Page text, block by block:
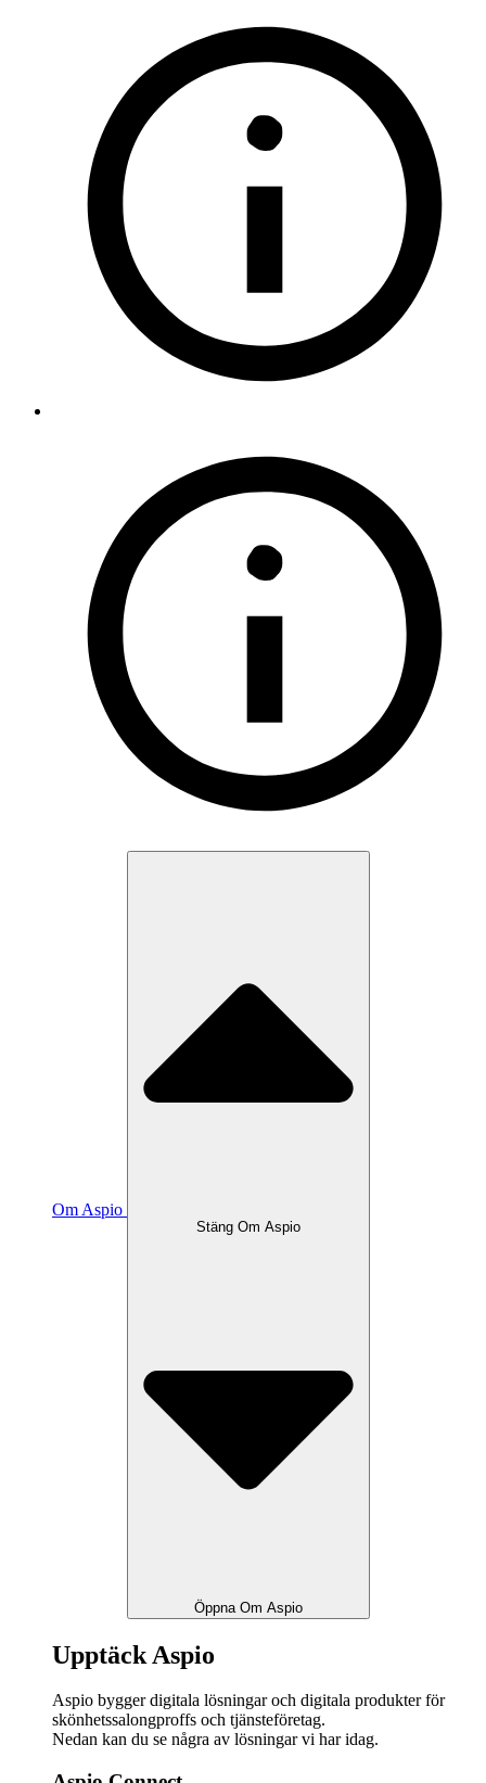
Om Aspio
Stäng Om Aspio
Öppna Om Aspio
Upptäck Aspio
Aspio bygger digitala lösningar och digitala produkter för
skönhetssalongproffs och tjänsteföretag.
Nedan kan du se några av lösningar vi har idag.